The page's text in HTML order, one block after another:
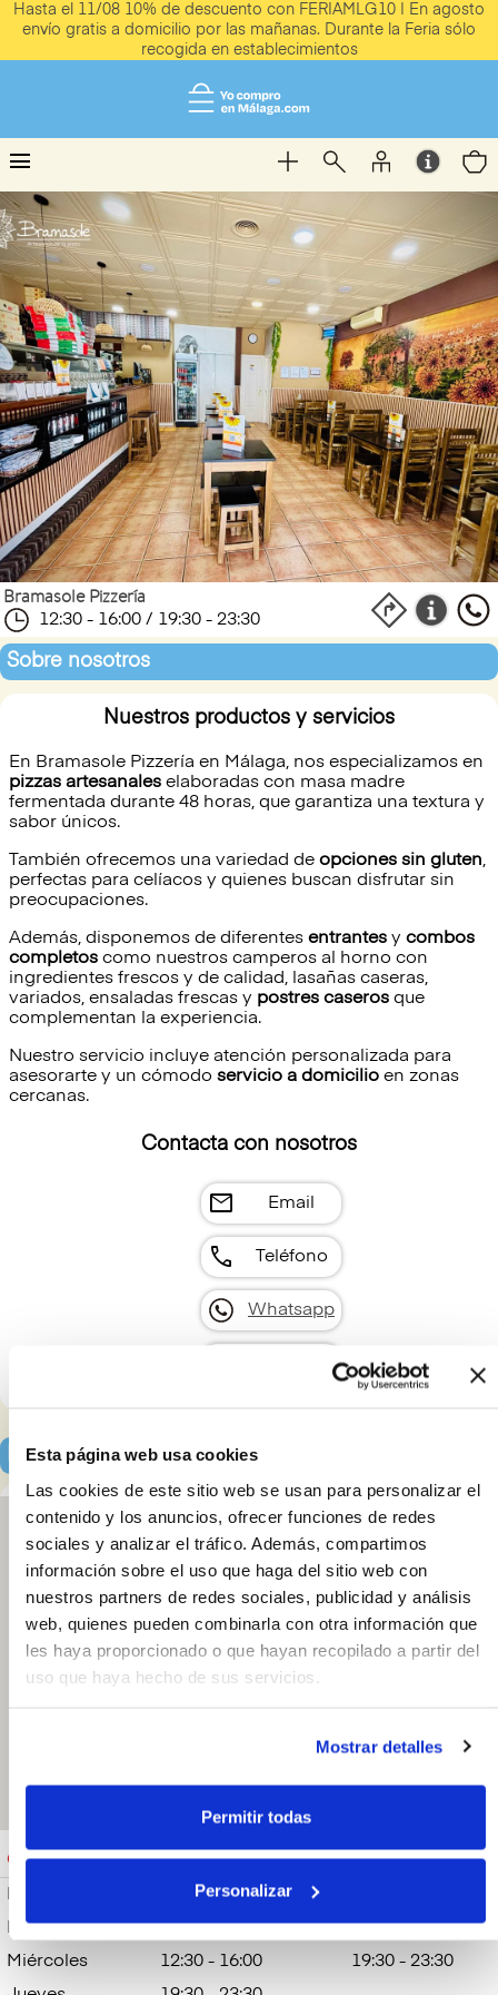
Esta página web usa cookies
Las cookies de este sitio web se usan para personalizar el
contenido y los anuncios, ofrecer funciones de redes
sociales y analizar el tráfico. Además, compartimos
información sobre el uso que haga del sitio web con
nuestros partners de redes sociales, publicidad y análisis
web, quienes pueden combinarla con otra información que
les haya proporcionado o que hayan recopilado a partir del
uso que haya hecho de sus servicios.
Mostrar detalles
Permitir todas
Personalizar
Hasta el 11/08 10% de descuento con FERIAMLG10 | En agosto
envío gratis a domicilio por las mañanas. Durante la Feria sólo
recogida en establecimientos
menu
Bramasole Pizzería
12:30 - 16:00 / 19:30 - 23:30
Sobre nosotros
Nuestros productos y servicios
En Bramasole Pizzería en Málaga, nos especializamos en
pizzas artesanales elaboradas con masa madre
fermentada durante 48 horas, que garantiza una textura y
sabor únicos.
También ofrecemos una variedad de opciones sin gluten,
perfectas para celíacos y quienes buscan disfrutar sin
preocupaciones.
Además, disponemos de diferentes entrantes y combos
completos como nuestros camperos al horno con
ingredientes frescos y de calidad, lasañas caseras,
variados, ensaladas frescas y postres caseros que
complementan la experiencia.
Nuestro servicio incluye atención personalizada para
asesorarte y un cómodo servicio a domicilio en zonas
cercanas.
Contacta con nosotros
mail Email
call Teléfono
Whatsapp
Facebook
Localización y horarios
Bramasole
Pizzería
C. Lope de Rueda
79. 29190,
Málaga. España
Cerrado
Sábado: 12:30 - 16:00 y 19:30 - 23:30
Cerrado
Martes
12:30 - 16:00
19:30 - 23:30
Miércoles
12:30 - 16:00
19:30 - 23:30